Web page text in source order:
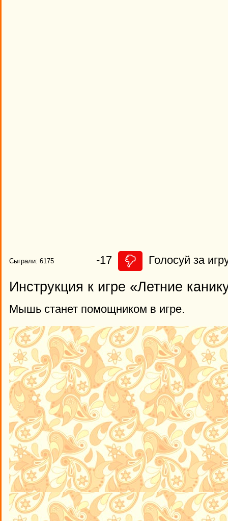
Сыграли: 6175 -17 Голосуй за
Инструкция к игре «Летние
Мышь станет помощником в игре.